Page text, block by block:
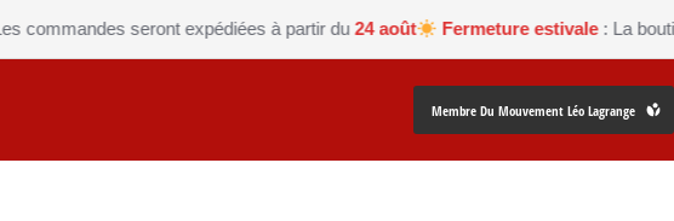
seront expédiées à partir du24 août Fermeture estivale: La boutique Les
Membre Du Mouvement Léo Lagrange